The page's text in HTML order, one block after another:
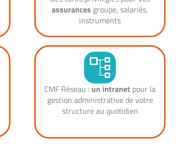
assurances groupe, salariés,
instruments
CMF Réseau : un intranet pour la
gestion administrative de votre
structure au quotidien